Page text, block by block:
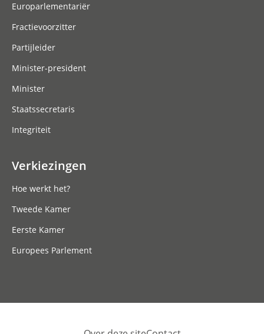
Europarlementariër
Fractievoorzitter
Partijleider
Minister-president
Minister
Staatssecretaris
Integriteit
Verkiezingen
Hoe werkt het?
Tweede Kamer
Eerste Kamer
Europees Parlement